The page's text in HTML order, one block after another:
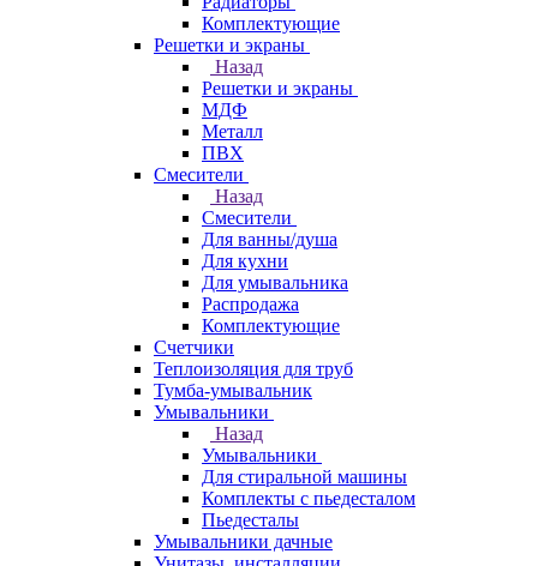
Комплектующие
Решетки и экраны
Назад
Решетки и экраны
МДФ
Металл
ПВХ
Смесители
Назад
Смесители
Для ванны/душа
Для кухни
Для умывальника
Распродажа
Комплектующие
Счетчики
Теплоизоляция для труб
Тумба-умывальник
Умывальники
Назад
Умывальники
Для стиральной машины
Комплекты с пьедесталом
Пьедесталы
Умывальники дачные